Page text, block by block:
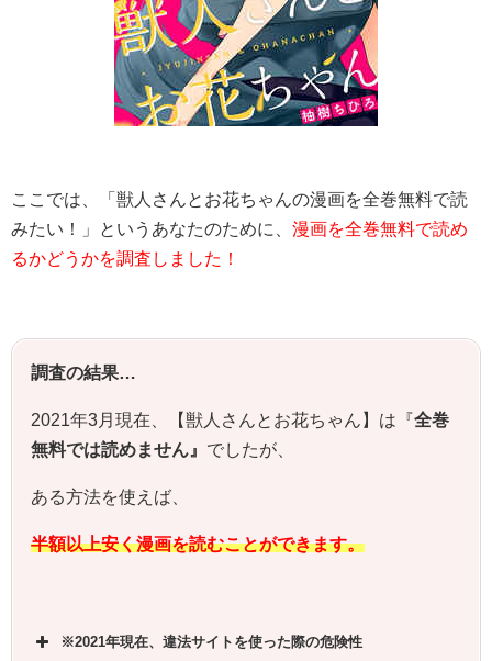
ここでは、「獣人さんとお花ちゃんの漫画を全巻無料で読
みたい！」というあなたのために、 漫画を全巻無料で読め
るかどうかを調査しました！
調査の結果…
2021年3月現在、【獣人さんとお花ちゃん】は『全巻
無料では読めません』 でしたが、
ある方法を使えば、
半額以上安く漫画を読むことができます。
※2021年現在、違法サイトを使った際の危険性